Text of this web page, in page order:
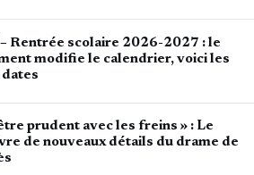
Rentrée scolaire 2026-2027 : le
modifie le calendrier, voici les
prudent avec les freins » : Le
de nouveaux détails du drame de